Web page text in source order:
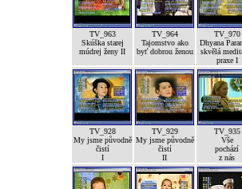
TV_963
Skúška starej
múdrej ženy II
TV_964
Tajomstvo ako
byť dobrou ženou
TV_970
Dhyana
skvělá
praxe I
TV_928
My jsme původně
čistí
I
TV_929
My jsme původně
čistí
II
TV_935
Vše
pochází
z nás